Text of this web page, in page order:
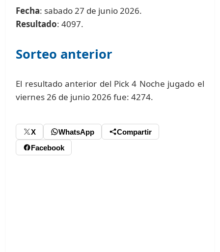
Fecha: sabado 27 de junio 2026.
Resultado: 4097.
Sorteo anterior
El resultado anterior del Pick 4 Noche jugado el
viernes 26 de junio 2026 fue: 4274.
X WhatsApp
Compartir
Facebook